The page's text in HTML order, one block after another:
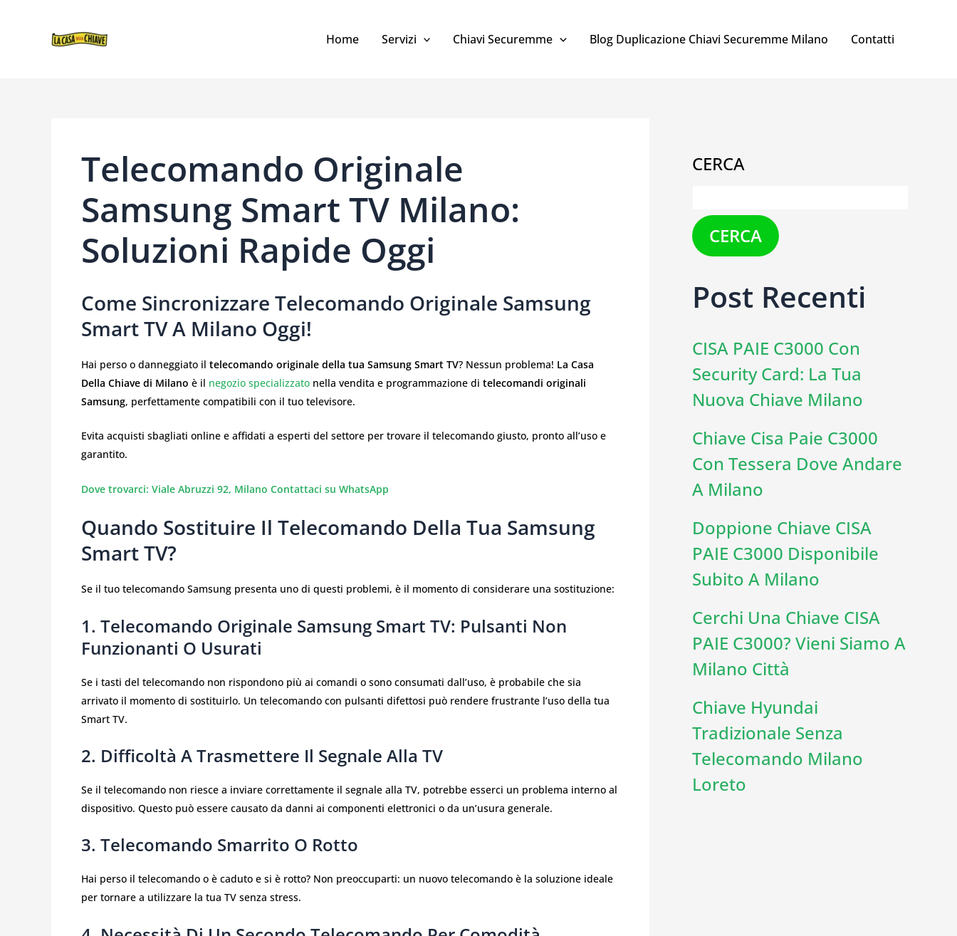
CONTENUTO
Home Servizi Chiavi Securemme Blog Duplicazione Chiavi Securemme Milano Contatti
Telecomando Originale
Samsung Smart TV Milano:
Soluzioni Rapide Oggi
Come Sincronizzare Telecomando Originale Samsung
Smart TV A Milano Oggi!
Hai perso o danneggiato il telecomando originale della tua Samsung Smart TV? Nessun problema! La Casa
Della Chiave di Milano è il negozio specializzato nella vendita e programmazione di telecomandi originali
Samsung, perfettamente compatibili con il tuo televisore.
Evita acquisti sbagliati online e affidati a esperti del settore per trovare il telecomando giusto, pronto all’uso e
garantito.
Dove trovarci: Viale Abruzzi 92, Milano Contattaci su WhatsApp
Quando Sostituire Il Telecomando Della Tua Samsung
Smart TV?
Se il tuo telecomando Samsung presenta uno di questi problemi, è il momento di considerare una sostituzione:
1. Telecomando Originale Samsung Smart TV: Pulsanti Non
Funzionanti O Usurati
Se i tasti del telecomando non rispondono più ai comandi o sono consumati dall’uso, è probabile che sia
arrivato il momento di sostituirlo. Un telecomando con pulsanti difettosi può rendere frustrante l’uso della tua
Smart TV.
2. Difficoltà A Trasmettere Il Segnale Alla TV
Se il telecomando non riesce a inviare correttamente il segnale alla TV, potrebbe esserci un problema interno al
dispositivo. Questo può essere causato da danni ai componenti elettronici o da un’usura generale.
3. Telecomando Smarrito O Rotto
Hai perso il telecomando o è caduto e si è rotto? Non preoccuparti: un nuovo telecomando è la soluzione ideale
per tornare a utilizzare la tua TV senza stress.
CERCA
CERCA
Post Recenti
CISA PAIE C3000 Con
Security Card: La Tua
Nuova Chiave Milano
Chiave Cisa Paie C3000
Con Tessera Dove Andare
A Milano
Doppione Chiave CISA
PAIE C3000 Disponibile
Subito A Milano
Cerchi Una Chiave CISA
PAIE C3000? Vieni Siamo A
Milano Città
Chiave Hyundai
Tradizionale Senza
Telecomando Milano
Loreto